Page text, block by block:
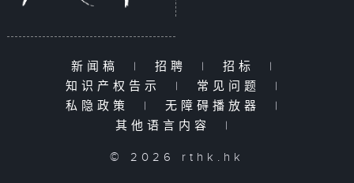
新闻稿 | 招聘 | 招标
|
知识产权告示
| 常见问题
|
私隐政策
| 无障碍播放器
|
其他语言内容
|
© 2026 rthk.hk